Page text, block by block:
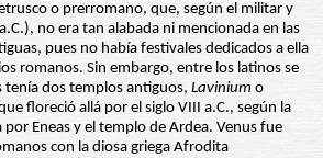
o prerromano, que, según el militar y
no era tan alabada ni mencionada en las
pues no había festivales dedicados a ella
romanos. Sin embargo, entre los latinos se
tenía dos templos antiguos, Lavinium o
floreció allá por el siglo VIII a.C., según la
Eneas y el templo de Ardea. Venus fue
con la diosa griega Afrodita